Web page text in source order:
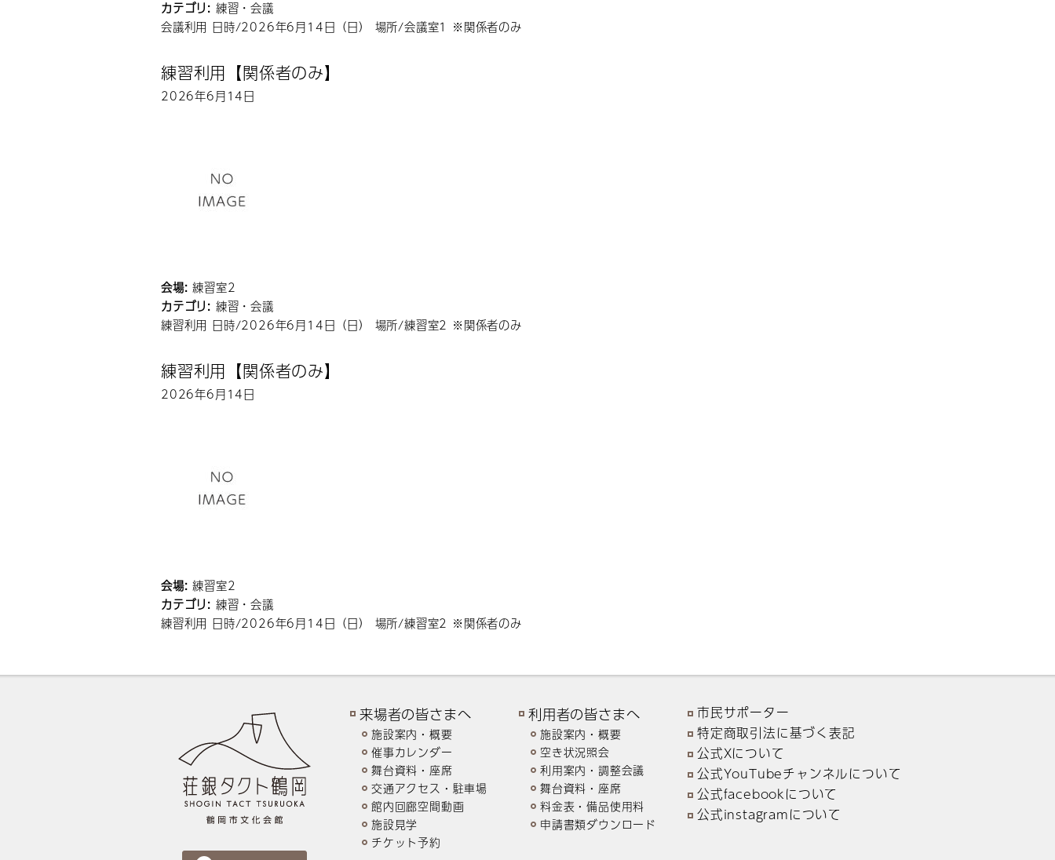
カテゴリ: 練習・会議
会議利用 日時/2026年6月14日（日） 場所/会議室1 ※関係者のみ
練習利用【関係者のみ】
2026年6月14日
会場: 練習室2
カテゴリ: 練習・会議
練習利用 日時/2026年6月14日（日） 場所/練習室2 ※関係者のみ
練習利用【関係者のみ】
2026年6月14日
会場: 練習室2
カテゴリ: 練習・会議
練習利用 日時/2026年6月14日（日） 場所/練習室2 ※関係者のみ
来場者の皆さまへ
施設案内・概要
催事カレンダー
舞台資料・座席
交通アクセス・駐車場
館内回廊空間動画
施設見学
チケット予約
利用者の皆さまへ
施設案内・概要
空き状況照会
利用案内・調整会議
舞台資料・座席
料金表・備品使用料
申請書類ダウンロード
市民サポーター
特定商取引法に基づく表記
公式Xについて
公式YouTubeチャンネルについて
公式facebookについて
公式instagramについて